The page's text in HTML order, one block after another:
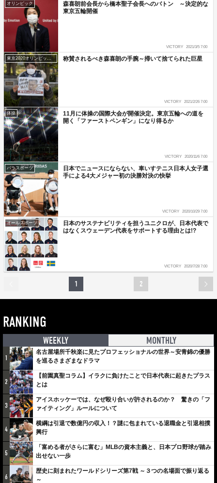
オリンピック
森喜朗前会長から橋本聖子会長へのバトン ～決定的な
東京五輪開催
VICTORY 2021/3/5 7:00
東京2020オリンピック・パラリンピック 称賛されるべき森喜朗の手腕～掃いて捨てられた巨星
VICTORY 2021/2/26 7:00
体操
11月に体操の国際大会が開催決定。東京五輪への道を
開く「ファーストペンギン」になり得るか
VICTORY 2020/11/6 7:00
パラスポーツ
日本でニュースにならない、車いすテニス日本人女子選
手による4大メジャー初の決勝対決の快挙
VICTORY 2020/10/29 7:00
オールスポーツ
日本のサステナビリティを担うユニクロが、日本代表で
はなくスウェーデン代表をサポートする理由とは!?
VICTORY 2020/7/28 7:00
1 2
RANKING
WEEKLY MONTHLY
1
名古屋場所千秋楽に見たプロフェッショナルの世界～安青錦の優勝
を巡るさまざまなドラマ
2
【前園真聖コラム】イラクに負けたことで日本代表に起きたプラス
とは
3
アイスホッケーでは、なぜ殴り合いが許されるのか？ 驚きの「フ
ァイティング」ルールについて
4
横綱は引退で数億円の収入！？謎に包まれている退職金と引退相撲
興行
5
「富める者がさらに富む」MLBの資本主義と、日本プロ野球が踏み
出せない一歩
6
歴史に刻まれたワールドシリーズ第7戦 ～３つの名場面で振り返る
～